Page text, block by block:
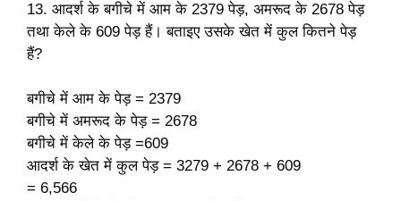
13. आदर्श के बगीचे में आम के 2379 पेड़, अमरूद के 2678 पेड़
तथा केले के 609 पेड़ हैं। बताइए उसके खेत में कुल कितने पेड़
हैं?
बगीचे में आम के पेड़ = 2379
बगीचे में अमरूद के पेड़ = 2678
बगीचे में केले के पेड़ =609
आदर्श के खेत में कुल पेड़ = 3279 + 2678 + 609
= 6,566